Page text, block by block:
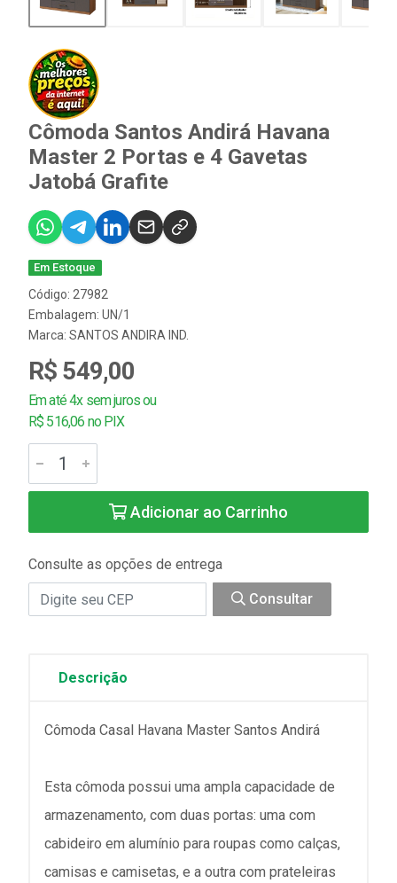
Cômoda Santos Andirá Havana
Master 2 Portas e 4 Gavetas
Jatobá Grafite
Em Estoque
Código: 27982
Embalagem: UN/1
Marca: SANTOS ANDIRA IND.
R$ 549,00
Em até 4x sem juros ou
R$ 516,06 no PIX
Adicionar ao Carrinho
Consulte as opções de entrega
Consultar
Descrição
Cômoda Casal Havana Master Santos Andirá
Esta cômoda possui uma ampla capacidade de
armazenamento, com duas portas: uma com
cabideiro em alumínio para roupas como calças,
camisas e camisetas, e a outra com prateleiras